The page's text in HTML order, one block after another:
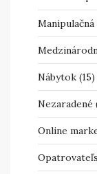
Nábytok (15)
Nezaradené
Online